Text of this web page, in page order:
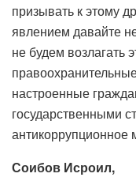
призывать к этому
явлением давайте
не будем возлагать
настроенные
государственными
Соибов Исроил,